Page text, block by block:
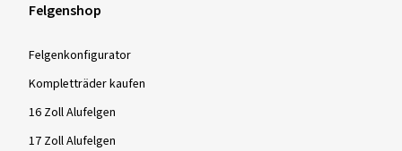
Felgenshop
Felgenkonfigurator
Kompletträder kaufen
16 Zoll Alufelgen
17 Zoll Alufelgen